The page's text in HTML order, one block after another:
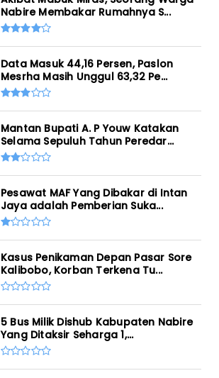
Nabire Membakar Rumahnya S...
Data Masuk 44,16 Persen, Paslon
Mesrha Masih Unggul 63,32 Pe...
Mantan Bupati A. P Youw Katakan
Selama Sepuluh Tahun Peredar...
Pesawat MAF Yang Dibakar di Intan
Jaya adalah Pemberian Suka...
Kasus Penikaman Depan Pasar Sore
Kalibobo, Korban Terkena Tu...
5 Bus Milik Dishub Kabupaten Nabire
Yang Ditaksir Seharga 1,...